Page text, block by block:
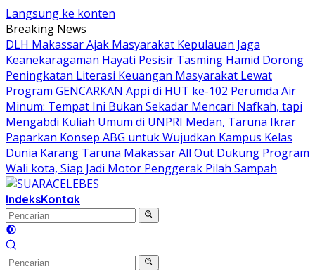
Langsung ke konten
Breaking News
DLH Makassar Ajak Masyarakat Kepulauan Jaga
Keanekaragaman Hayati Pesisir Tasming Hamid Dorong
Peningkatan Literasi Keuangan Masyarakat Lewat
Program GENCARKAN Appi di HUT ke-102 Perumda Air
Minum: Tempat Ini Bukan Sekadar Mencari Nafkah, tapi
Mengabdi Kuliah Umum di UNPRI Medan, Taruna Ikrar
Paparkan Konsep ABG untuk Wujudkan Kampus Kelas
Dunia Karang Taruna Makassar All Out Dukung Program
Wali kota, Siap Jadi Motor Penggerak Pilah Sampah
IndeksKontak